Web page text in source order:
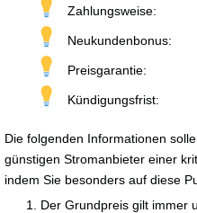
Zahlungsweise:
Neukundenbonus:
Preisgarantie:
Kündigungsfrist:
Die folgenden Informationen
günstigen Stromanbieter einer
indem Sie besonders auf diese
Der Grundpreis gilt immer